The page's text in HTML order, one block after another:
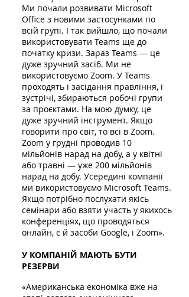
Ми почали розвивати Microsoft
Office з новими застосунками по
всій групі. І так вийшло, що почали
використовувати Teams ще до
початку кризи. Зараз Teams — це
дуже зручний засіб. Ми не
використовуємо Zoom. У Teams
проходять і засідання правління, і
зустрічі, збираються робочі групи
за проєктами. На мою думку, це
дуже зручний інструмент. Якщо
говорити про світ, то всі в Zoom.
Zoom у грудні проводив 10
мільйонів нарад на добу, а у квітні
або травні — уже 200 мільйонів
нарад на добу. Усередині компанії
ми використовуємо Microsoft Teams.
Якщо потрібно послухати якісь
семінари або взяти участь у якихось
конференціях, що проводяться
онлайн, є й засоби Google, і Zoom».
У КОМПАНІЙ МАЮТЬ БУТИ
РЕЗЕРВИ
«Американська економіка вже на